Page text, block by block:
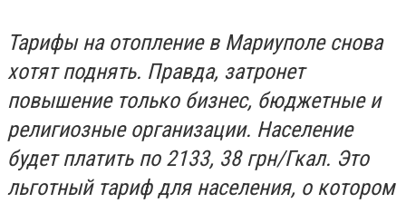
Тарифы на отопление в Мариуполе снова
хотят поднять. Правда, затронет
повышение только бизнес, бюджетные и
религиозные организации. Население
будет платить по 2133, 38 грн/Гкал. Это
льготный тариф для населения, о котором